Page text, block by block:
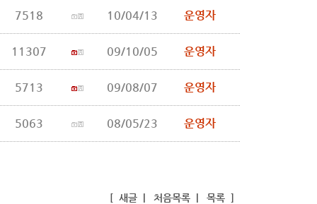
7518 10/04/13 운영자
11307 09/10/05 운영자
5713 09/08/07 운영자
5063 08/05/23 운영자
[ 새글| 처음목록| 목록]